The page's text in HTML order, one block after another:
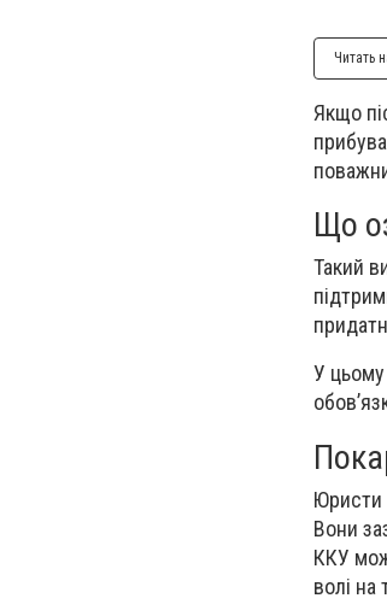
Читать
Якщо
Що
Такий
У цьому
Юристи
Вони
ККУ
волі на